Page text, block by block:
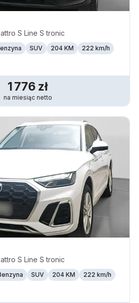
S Line S tronic
SUV 204 KM 222 km/h
1 776 zł
na miesiąc netto
S Line S tronic
SUV 204 KM 222 km/h